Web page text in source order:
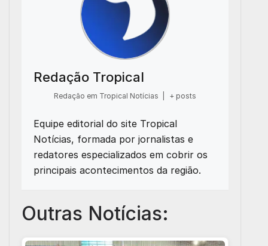
Redação Tropical
Redação em Tropical Notícias + posts
Equipe editorial do site Tropical
Notícias, formada por jornalistas e
redatores especializados em cobrir os
principais acontecimentos da região.
Outras Notícias: